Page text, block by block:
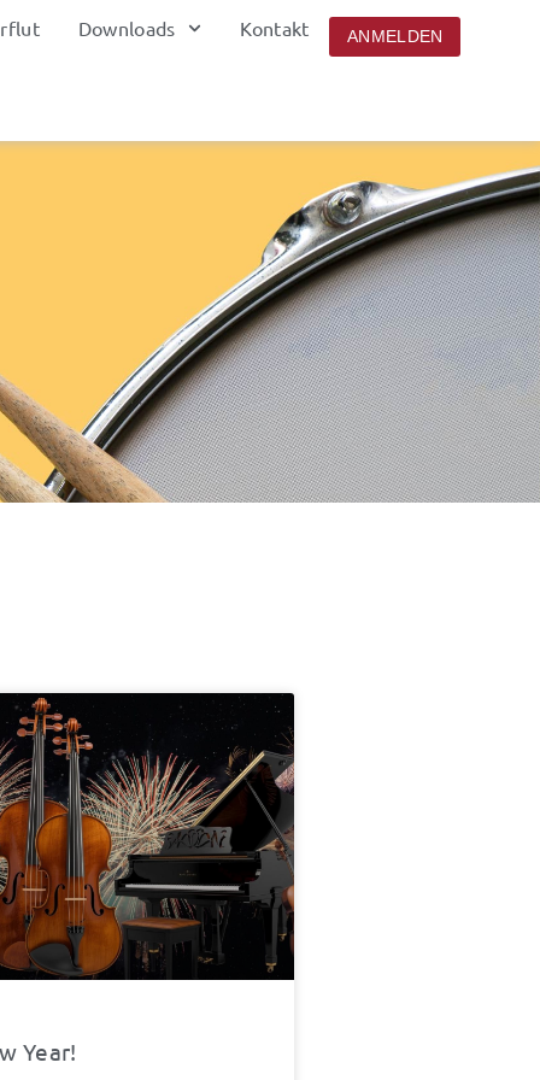
Downloads Kontakt ANMELDEN
Year!